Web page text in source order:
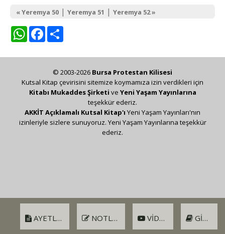
« Yeremya 50 | Yeremya 51 | Yeremya 52 »
WhatsAppFacebook
AYETLER NOTLAR VIDEO GIRIŞ
© 2003-2026 Bursa Protestan Kilisesi
Kutsal Kitap çevirisini sitemize koymamıza izin verdikleri için
Kitabı Mukaddes Şirketi ve Yeni Yaşam Yayınlarına
teşekkür ederiz.
AKKİT Açıklamalı Kutsal Kitap'ı Yeni Yaşam Yayınları'nın
izinleriyle sizlere sunuyoruz. Yeni Yaşam Yayınlarına teşekkür
ederiz.